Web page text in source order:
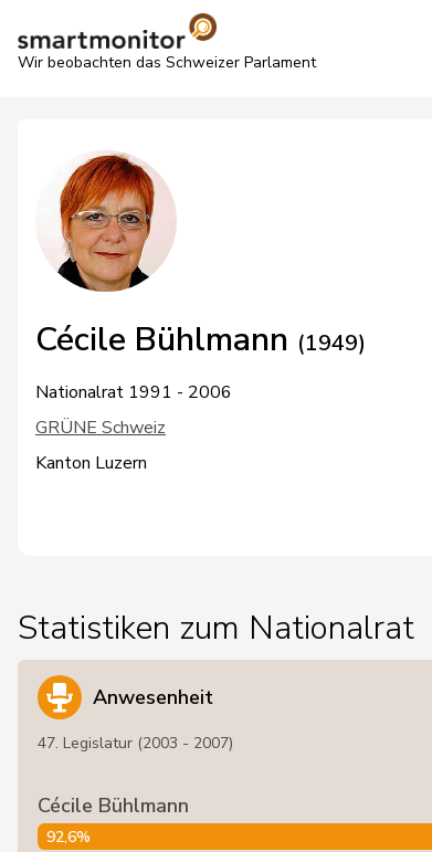
Wir beobachten das Schweizer Parlament
Cécile Bühlmann (1949)
Nationalrat 1991 - 2006
GRÜNE Schweiz
Kanton Luzern
Statistiken zum Nationalrat
Anwesenheit
47. Legislatur (2003 - 2007)
Cécile Bühlmann
92,6%